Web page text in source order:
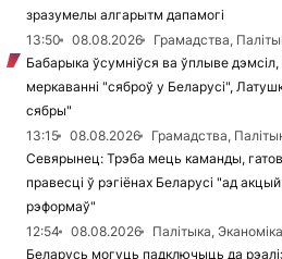
зразумелы алгарытм дапамогі
13:50
08.08.2026
Грамадства,
Бабарыка ўсумніўся ва ўплыве
меркаванні "сяброў у Беларусі",
сябры"
13:15
08.08.2026
Грамадства,
Севярынец: Трэба мець каманды,
правесці ў рэгіёнах Беларусі "ад
рэформаў"
12:54
08.08.2026
Палітыка, Эканоміка
Беларусь могуць падключыць да